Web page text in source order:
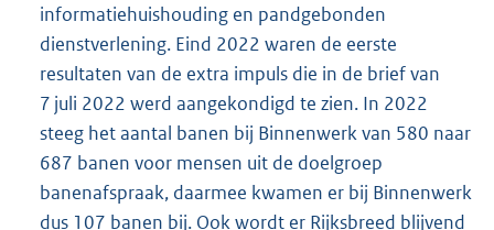
informatiehuishouding en pandgebonden
dienstverlening. Eind 2022 waren de eerste
resultaten van de extra impuls die in de brief van
7 juli 2022 werd aangekondigd te zien. In 2022
steeg het aantal banen bij Binnenwerk van 580 naar
687 banen voor mensen uit de doelgroep
banenafspraak, daarmee kwamen er bij Binnenwerk
dus 107 banen bij. Ook wordt er Rijksbreed blijvend